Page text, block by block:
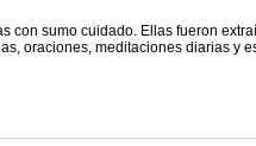
con sumo cuidado. Ellas fueron
oraciones, meditaciones diarias y